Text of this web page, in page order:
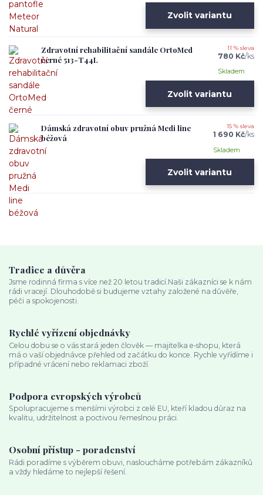
Zvolit variantu
Zdravotní rehabilitační sandále OrtoMed
černé 513-T44L
11 % sleva
780 Kč/ks
Skladem
Zvolit variantu
Dámská zdravotní obuv pružná Medi line
béžová
15 % sleva
1 690 Kč/ks
Skladem
Zvolit variantu
Tradice a důvěra
Jsme rodinná firma s více než 20 letou tradicí.Naši zákazníci se k nám
rádi vracejí. Dlouhodobě si budujeme vztahy založené na důvěře,
péči a spokojenosti.
Rychlé vyřízení objednávky
Celou dobu se o vás stará jeden člověk — majitelka e‑shopu, která
má o vaší objednávce přehled od začátku do konce. Rychle vyřídíme i
případné vrácení nebo reklamaci zboží.
Podpora evropských výrobců
Spolupracujeme s menšími výrobci z celé EU, kteří kladou důraz na
kvalitu, udržitelnost a poctivou řemeslnou práci.
Osobní přístup - poradenství
Rádi poradíme s výběrem obuvi, nasloucháme potřebám zákazníků
a vždy hledáme to nejlepší řešení.